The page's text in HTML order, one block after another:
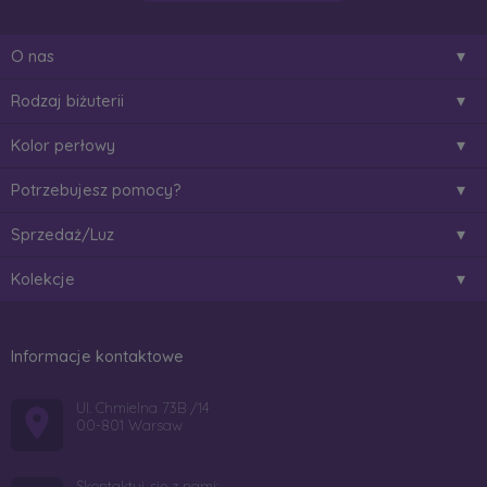
O nas
Rodzaj biżuterii
Kolor perłowy
Potrzebujesz pomocy?
Sprzedaż/Luz
Kolekcje
Informacje kontaktowe
Ul. Chmielna 73B /14
00-801 Warsaw